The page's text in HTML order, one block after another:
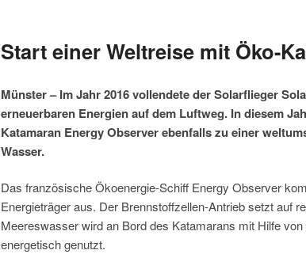
Start einer Weltreise mit Öko-
Münster – Im Jahr 2016 vollendete der Solarflieger
erneuerbaren Energien auf dem Luftweg. In diesem
Katamaran Energy Observer ebenfalls zu einer
Wasser.
Das französische Ökoenergie-Schiff Energy Observer
Energieträger aus. Der Brennstoffzellen-Antrieb setzt auf
Meereswasser wird an Bord des Katamarans mit Hilfe
energetisch genutzt.